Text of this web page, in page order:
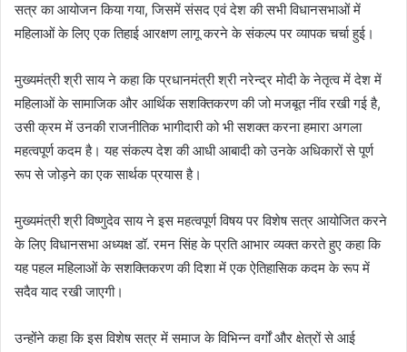
सत्र का आयोजन किया गया, जिसमें संसद एवं देश की सभी विधानसभाओं में
महिलाओं के लिए एक तिहाई आरक्षण लागू करने के संकल्प पर व्यापक चर्चा हुई।
मुख्यमंत्री श्री साय ने कहा कि प्रधानमंत्री श्री नरेन्द्र मोदी के नेतृत्व में देश में
महिलाओं के सामाजिक और आर्थिक सशक्तिकरण की जो मजबूत नींव रखी गई है,
उसी क्रम में उनकी राजनीतिक भागीदारी को भी सशक्त करना हमारा अगला
महत्वपूर्ण कदम है। यह संकल्प देश की आधी आबादी को उनके अधिकारों से पूर्ण
रूप से जोड़ने का एक सार्थक प्रयास है।
मुख्यमंत्री श्री विष्णुदेव साय ने इस महत्वपूर्ण विषय पर विशेष सत्र आयोजित करने
के लिए विधानसभा अध्यक्ष डॉ. रमन सिंह के प्रति आभार व्यक्त करते हुए कहा कि
यह पहल महिलाओं के सशक्तिकरण की दिशा में एक ऐतिहासिक कदम के रूप में
सदैव याद रखी जाएगी।
उन्होंने कहा कि इस विशेष सत्र में समाज के विभिन्न वर्गों और क्षेत्रों से आई